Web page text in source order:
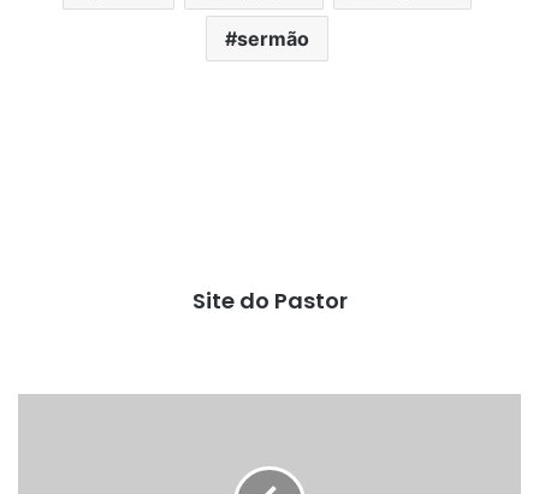
sermão
Site do Pastor